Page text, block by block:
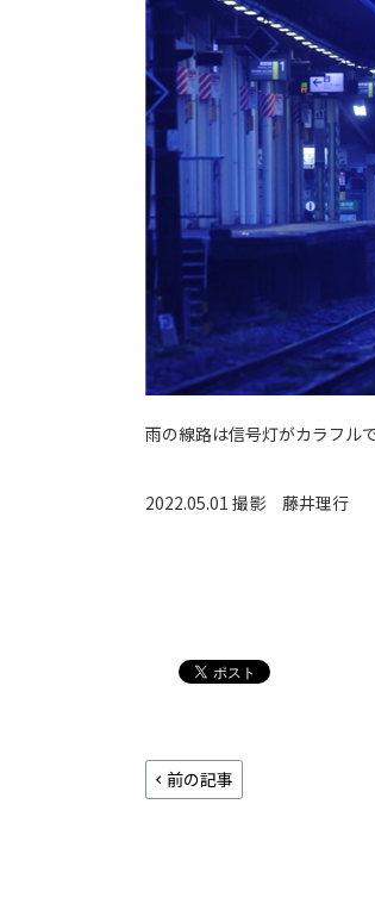
雨の線路は信号灯がカラフルで
2022.05.01 撮影 藤井理行
前の記事